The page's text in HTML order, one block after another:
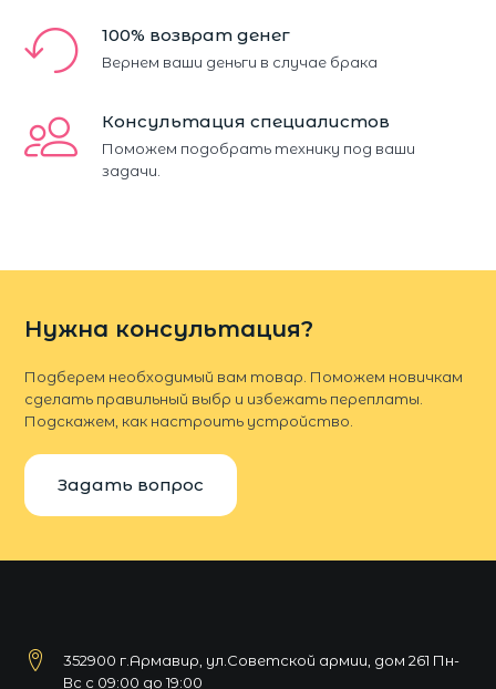
100% возврат денег
Вернем ваши деньги в случае брака
Консультация специалистов
Поможем подобрать технику под ваши
задачи.
Нужна консультация?
Подберем необходимый вам товар. Поможем новичкам
сделать правильный выбр и избежать переплаты.
Подскажем, как настроить устройство.
Задать вопрос
352900 г.Армавир, ул.Советской армии, дом 261 Пн-
Вс с 09:00 до 19:00